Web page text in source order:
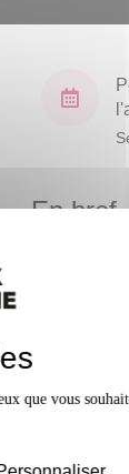
En bref
que vous